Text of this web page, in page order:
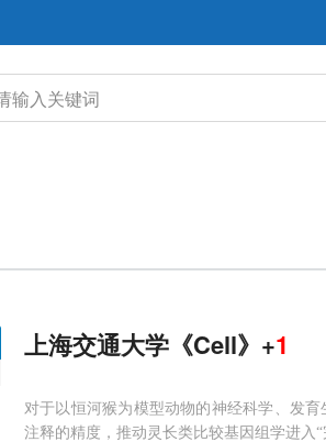
上海交通大学《Cell》+1
对于以恒河猴为模型动物的神经科学、发
注释的精度，推动灵长类比较基因组学进入“